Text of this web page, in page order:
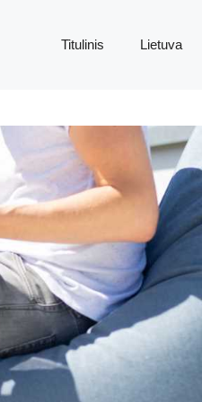
Titulinis Lietuva